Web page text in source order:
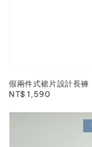
假兩件式裙片設計長褲
Regular
NT$ 1,590